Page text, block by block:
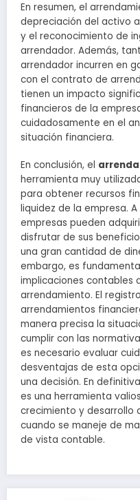
En resumen, el
depreciación del activo
y el reconocimiento de
arrendador. Además,
arrendador incurren en
con el contrato de
tienen un impacto
financieros de la
cuidadosamente en el
situación financiera.
En conclusión, el
herramienta muy
para obtener recursos
liquidez de la empresa.
empresas pueden
disfrutar de sus
una gran cantidad de
embargo, es
implicaciones contables
arrendamiento. El
arrendamientos
manera precisa la
cumplir con las
es necesario evaluar
desventajas de esta
una decisión. En
es una herramienta
crecimiento y desarrollo
cuando se maneje de
de vista contable.